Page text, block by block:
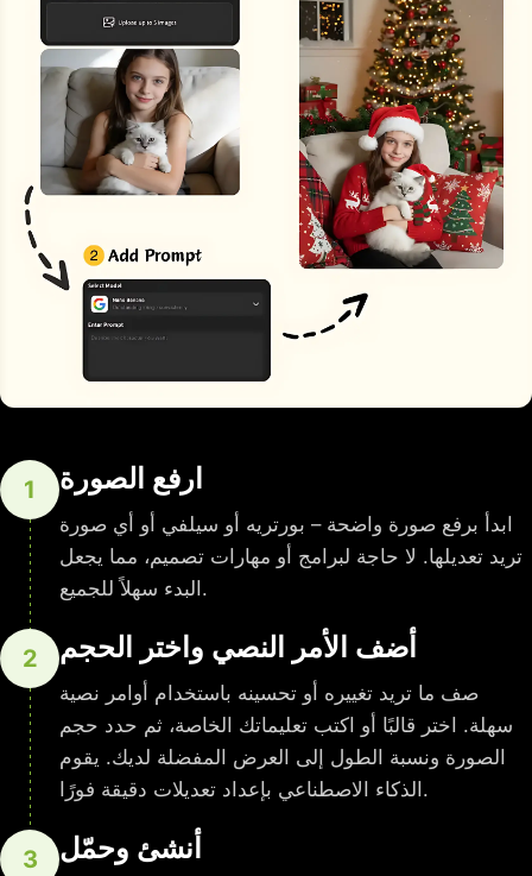
1 ارفع الصورة
ابدأ برفع صورة واضحة – بورتريه أو سيلفي أو أي صورة
تريد تعديلها. لا حاجة لبرامج أو مهارات تصميم، مما يجعل
البدء سهلاً للجميع.
2 أضف الأمر النصي واختر الحجم
صف ما تريد تغييره أو تحسينه باستخدام أوامر نصية
سهلة. اختر قالبًا أو اكتب تعليماتك الخاصة، ثم حدد حجم
الصورة ونسبة الطول إلى العرض المفضلة لديك. يقوم
الذكاء الاصطناعي بإعداد تعديلات دقيقة فورًا.
3 أنشئ وحمّل